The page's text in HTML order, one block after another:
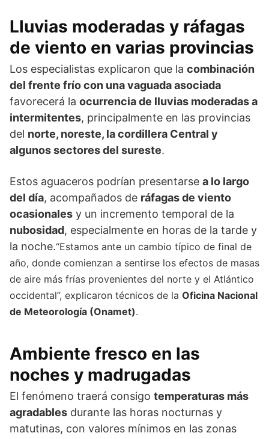
Lluvias moderadas y ráfagas
de viento en varias provincias
Los especialistas explicaron que la combinación
del frente frío con una vaguada asociada
favorecerá la ocurrencia de lluvias moderadas a
intermitentes, principalmente en las provincias
del norte, noreste, la cordillera Central y
algunos sectores del sureste.
Estos aguaceros podrían presentarse a lo largo
del día, acompañados de ráfagas de viento
ocasionales y un incremento temporal de la
nubosidad, especialmente en horas de la tarde y
la noche.“Estamos ante un cambio típico de final de
año, donde comienzan a sentirse los efectos de masas
de aire más frías provenientes del norte y el Atlántico
occidental”, explicaron técnicos de la Oficina Nacional
de Meteorología (Onamet).
Ambiente fresco en las
noches y madrugadas
El fenómeno traerá consigo temperaturas más
agradables durante las horas nocturnas y
matutinas, con valores mínimos en las zonas